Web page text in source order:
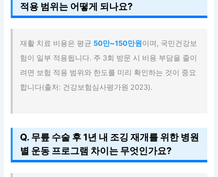
적용 범위는 어떻게 되나요?
재활 치료 비용은 평균 50만~150만원이며, 국민건강보
험이 일부 적용됩니다. 주 3회 방문 시 비용 부담을 줄이
려면 보험 적용 범위와 한도를 미리 확인하는 것이 중요
합니다(출처: 건강보험심사평가원 2023).
Q. 무릎 수술 후 1년 내 조깅 재개를 위한 병원
별 운동 프로그램 차이는 무엇인가요?